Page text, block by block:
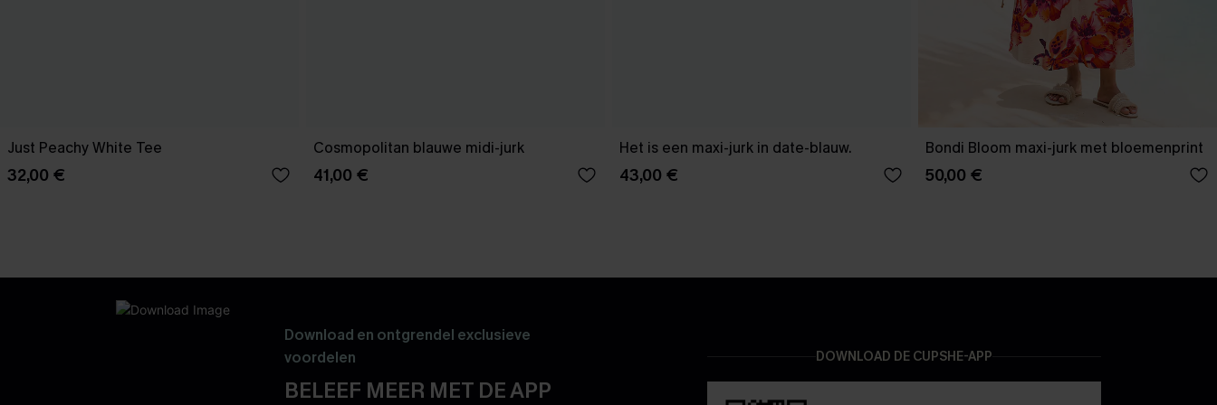
Just Peachy White Tee
32,00 €
Cosmopolitan blauwe midi-jurk
41,00 €
Het is een maxi-jurk in date-blauw.
43,00 €
Bondi Bloom maxi-jurk met bloemenprint
50,00 €
Download en ontgrendel exclusieve
voordelen
BELEEF MEER MET DE APP
DOWNLOAD DE CUPSHE-APP